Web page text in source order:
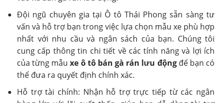
Đội ngũ chuyên gia tại Ô tô Thái Phong sẵn sàng tư
vấn và hỗ trợ bạn trong việc lựa chọn mẫu xe phù hợp
nhất với nhu cầu và ngân sách của bạn. Chúng tôi
cung cấp thông tin chi tiết về các tính năng và lợi ích
của từng mẫuxe ô tô bán gà rán lưu động để bạn có
thể đưa ra quyết định chính xác.
Hỗ trợ tài chính: Nhận hỗ trợ trực tiếp từ các ngân